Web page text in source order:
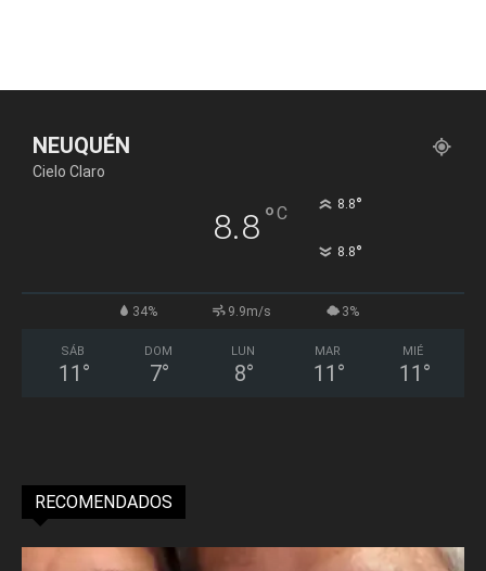
NEUQUÉN
Cielo Claro
8.8°C 8.8°
8.8°
34% 9.9m/s 3%
SÁB
11 °
DOM
7°
LUN
8°
MAR
11 °
MIÉ
11 °
RECOMENDADOS